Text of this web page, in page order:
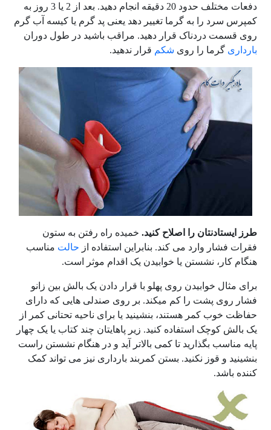
دفعات مختلف حدود 20 دقیقه انجام دهید. بعد از 2 یا 3 روز به
کمپرس سرد را به گرما تغییر دهد یعنی پد گرم یا کیسه آب گرم
روی قسمت دردناک قرار دهید. مراقب باشید در طول دوران
بارداری گرما را روی شکم قرار ندهید.
طرز ایستادنتان را اصلاح کنید.خمیده راه رفتن به ستون
فقرات فشار وارد می کند. بنابراین استفاده از حالت مناسب
هنگام کار، نشستن یا خوابیدن یک اقدام موثر است.
برای مثال خوابیدن روی پهلو با قرار دادن یک بالش بین زانو
فشار روی پشت را کم میکند. بر روی صندلی هایی که دارای
حفاظت خوب کمر هستند، بنشینید یا برای ناحیه تحتانی کمر از
یک بالش کوچک استفاده کنید. زیر پاهایتان چند کتاب یا یک چهار
پایه مناسب بگذارید تا کمی بالاتر آید و در هنگام نشستن راست
بنشینید و قوز نکنید. بستن کمربند بارداری نیز می تواند کمک
کننده باشد.